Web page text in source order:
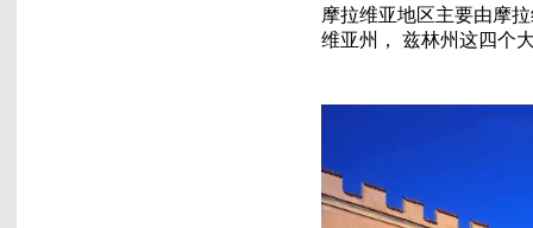
摩拉维亚地区主要由摩
维亚州， 兹林州这四个